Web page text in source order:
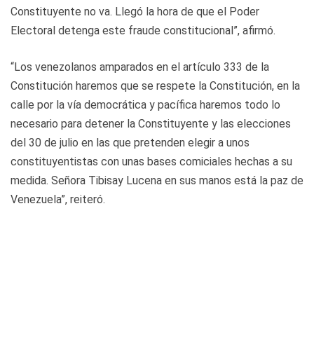
Constituyente no va. Llegó la hora de que el Poder
Electoral detenga este fraude constitucional”, afirmó.
“Los venezolanos amparados en el artículo 333 de la
Constitución haremos que se respete la Constitución, en la
calle por la vía democrática y pacífica haremos todo lo
necesario para detener la Constituyente y las elecciones
del 30 de julio en las que pretenden elegir a unos
constituyentistas con unas bases comiciales hechas a su
medida. Señora Tibisay Lucena en sus manos está la paz de
Venezuela”, reiteró.